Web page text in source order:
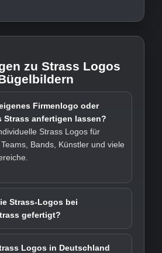
zu Strass Logos
Firmenlogo oder
Strass anfertigen lassen?
Strass Logos für
Bands, Künstler und viele
Strass-Logos bei
gefertigt?
Logos in Deutschland